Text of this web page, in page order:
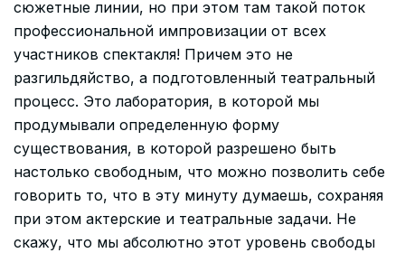
сюжетные линии, но при этом там такой поток
профессиональной импровизации от всех
участников спектакля! Причем это не
разгильдяйство, а подготовленный театральный
процесс. Это лаборатория, в которой мы
продумывали определенную форму
существования, в которой разрешено быть
настолько свободным, что можно позволить себе
говорить то, что в эту минуту думаешь, сохраняя
при этом актерские и театральные задачи. Не
скажу, что мы абсолютно этот уровень свободы